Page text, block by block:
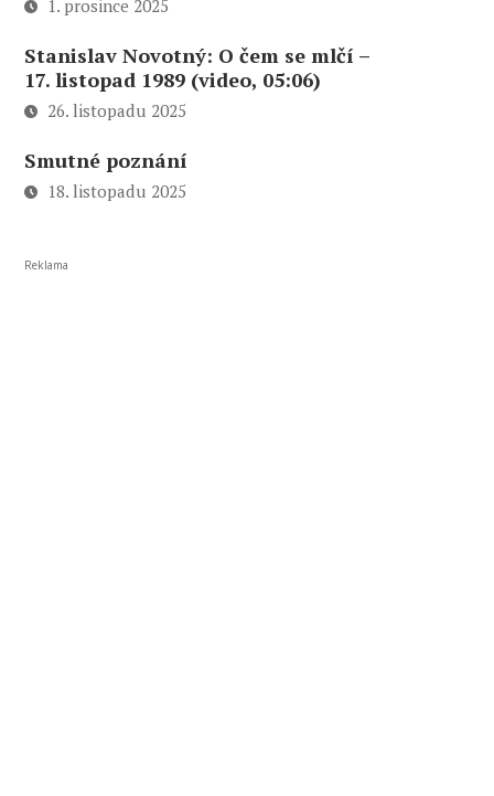
1. prosince 2025
Stanislav Novotný: O čem se mlčí –
17. listopad 1989 (video, 05:06)
26. listopadu 2025
Smutné poznání
18. listopadu 2025
Reklama